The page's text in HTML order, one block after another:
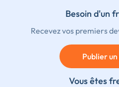
Besoin d'un
Recevez vos premiers
Publier
Vous êtes